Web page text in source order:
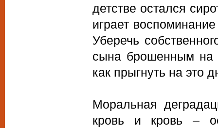
детстве остался
играет
Уберечь
сына брошенным на
как прыгнуть на это
Моральная
кровь и кровь –